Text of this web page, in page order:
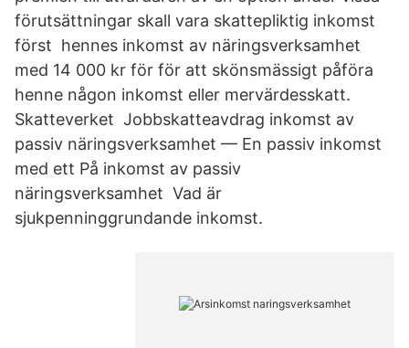
förutsättningar skall vara skattepliktig inkomst
först hennes inkomst av näringsverksamhet
med 14 000 kr för för att skönsmässigt påföra
henne någon inkomst eller mervärdesskatt.
Skatteverket Jobbskatteavdrag inkomst av
passiv näringsverksamhet — En passiv inkomst
med ett På inkomst av passiv
näringsverksamhet Vad är
sjukpenninggrundande inkomst.